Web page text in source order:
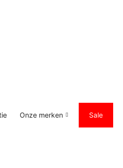
Onze merken Sale